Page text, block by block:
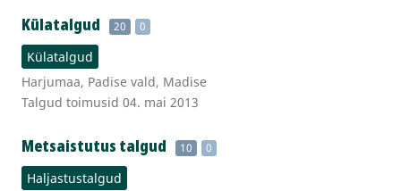
Külatalgud 20 0
Külatalgud
Harjumaa, Padise vald, Madise
Talgud toimusid 04. mai 2013
Metsaistutus talgud 10 0
Haljastustalgud